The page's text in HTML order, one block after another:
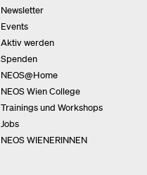
Newsletter
Events
Aktiv werden
Spenden
NEOS@Home
NEOS Wien College
Trainings und Workshops
Jobs
NEOS WIENERINNEN